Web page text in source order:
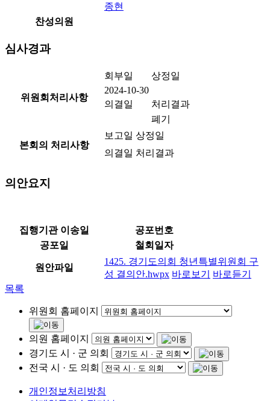
종현
찬성의원
심사경과
위원회처리사항
회부일
상정일
2024-10-30
의결일
처리결과
폐기
본회의 처리사항
보고일 상정일
의결일 처리결과
의안요지
집행기관 이송일
공포번호
공포일
철회일자
원안파일
1425. 경기도의회 청년특별위원회 구
성 결의안.hwpx 바로보기
바로듣기
목록
위원회 홈페이지
의원 홈페이지
경기도 시 · 군 의회
전국 시 · 도 의회
개인정보처리방침